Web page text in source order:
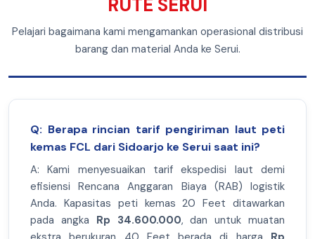
RUTE SERUI
Pelajari bagaimana kami mengamankan operasional distribusi
barang dan material Anda ke Serui.
Q: Berapa rincian tarif pengiriman laut peti
kemas FCL dari Sidoarjo ke Serui saat ini?
A: Kami menyesuaikan tarif ekspedisi laut demi
efisiensi Rencana Anggaran Biaya (RAB) logistik
Anda. Kapasitas peti kemas 20 Feet ditawarkan
pada angka Rp 34.600.000, dan untuk muatan